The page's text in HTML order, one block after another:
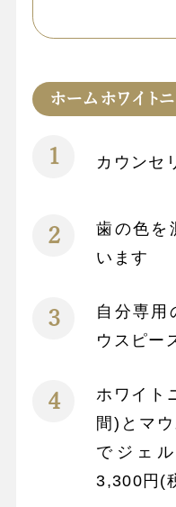
ホームホワイト
カウンセ
歯の色を
います
自分専用
ウスピー
ホワイト
間)とマ
でジェ
3,300円(